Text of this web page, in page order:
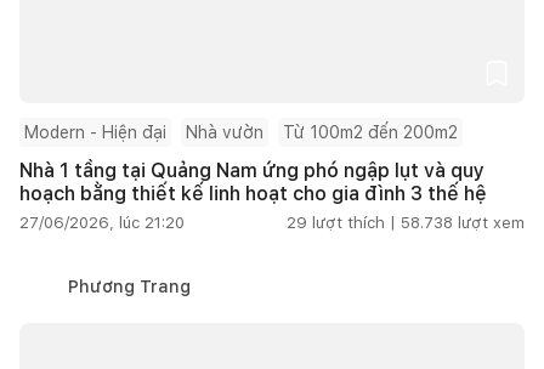
Modern - Hiện đại Nhà vườn Từ 100m2 đến 200m2
Nhà 1 tầng tại Quảng Nam ứng phó ngập lụt và quy
hoạch bằng thiết kế linh hoạt cho gia đình 3 thế hệ
27/06/2026, lúc 21:20 29 lượt thích | 58.738 lượt xem
Phương Trang